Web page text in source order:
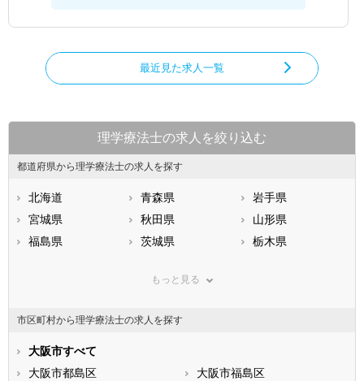
最近見た求人一覧
理学療法士の求人を絞り込む
都道府県から理学療法士の求人を探す
北海道 青森県
岩手県
宮城県
秋田県
山形県
福島県
茨城県
栃木県
神奈川県
石川県
福井県
静岡県
滋賀県
大阪府
もっと見る
市区町村から理学療法士の求人を探す
大阪市すべて
大阪市都島区
大阪市福島区